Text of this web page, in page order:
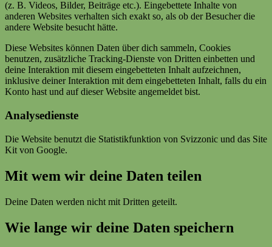
(z. B. Videos, Bilder, Beiträge etc.). Eingebettete Inhalte von
anderen Websites verhalten sich exakt so, als ob der Besucher die
andere Website besucht hätte.
Diese Websites können Daten über dich sammeln, Cookies
benutzen, zusätzliche Tracking-Dienste von Dritten einbetten und
deine Interaktion mit diesem eingebetteten Inhalt aufzeichnen,
inklusive deiner Interaktion mit dem eingebetteten Inhalt, falls du ein
Konto hast und auf dieser Website angemeldet bist.
Analysedienste
Die Website benutzt die Statistikfunktion von Svizzonic und das Site
Kit von Google.
Mit wem wir deine Daten teilen
Deine Daten werden nicht mit Dritten geteilt.
Wie lange wir deine Daten speichern